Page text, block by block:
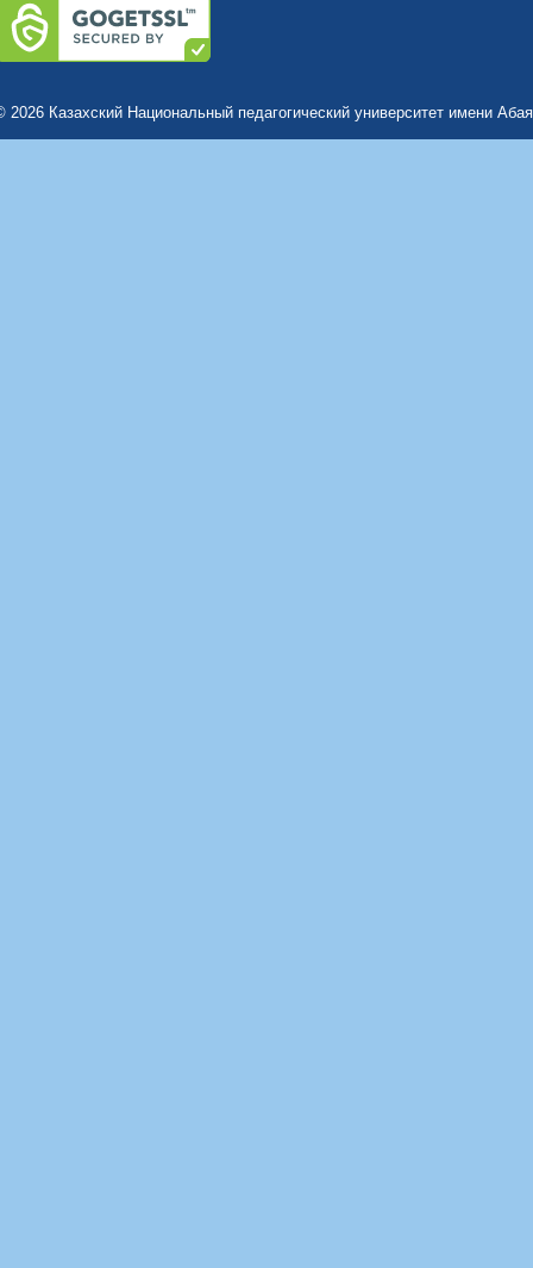
2026 Казахский Национальный педагогический университет имени Абая